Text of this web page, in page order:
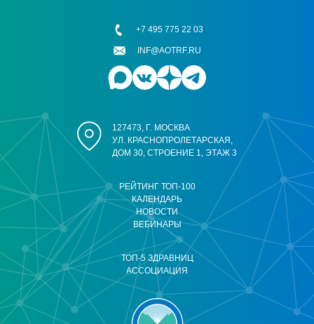
РЕЙТИНГ ТОП-100
КАЛЕНДАРЬ
НОВОСТИ
ВЕБИНАРЫ
ТОП-5 ЗДРАВНИЦ
АССОЦИАЦИЯ
127473, Г. МОСКВА
УЛ. КРАСНОПРОЛЕТАРСКАЯ,
ДОМ 30, СТРОЕНИЕ 1, ЭТАЖ 3
+7 495 775 22 03
INF@AOTRF.RU